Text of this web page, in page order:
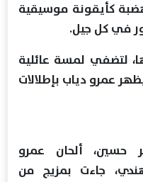
كأيقونة موسيقية
في كل جيل.
لتضفي لمسة عائلية
عمرو دياب بإطلالات
حسين، ألحان عمرو
جاءت بمزيج من